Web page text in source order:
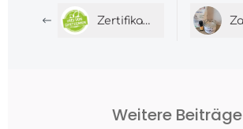
Zertifikate verstehen: Was BIO, Vegan &#038; GMO bei purux wirklich bedeuten
Weitere Beiträge